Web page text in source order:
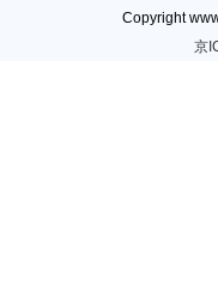
Copyright
京